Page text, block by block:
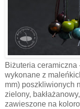
Biżuteria
wykonane z
mm) poszkliwionych
zielony,
zawieszone na